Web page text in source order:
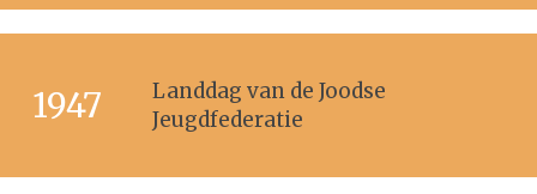
1947
Landdag van de Joodse
Jeugdfederatie